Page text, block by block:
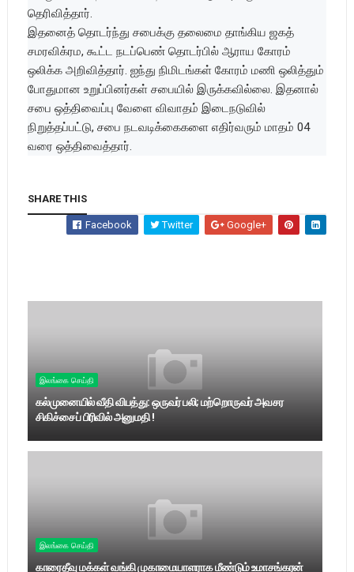
தெரிவித்தார்.
இதனைத் தொடர்ந்து சபைக்கு தலைமை தாங்கிய ஜகத்
சமரவிக்ரம, கூட்ட நடப்பெண் தொடர்பில் ஆராய கோரம்
ஒலிக்க அறிவித்தார். ஐந்து நிமிடங்கள் கோரம் மணி ஒலித்தும்
போதுமான உறுப்பினர்கள் சபையில் இருக்கவில்லை. இதனால்
சபை ஒத்திவைப்பு வேளை விவாதம் இடைநடுவில்
நிறுத்தப்பட்டு, சபை நடவடிக்கைகளை எதிர்வரும் மாதம் 04
வரை ஒத்திவைத்தார்.
SHARE THIS
Facebook Twitter Google+
இலங்கை செய்தி
கல்முனையில் வீதி விபத்து: ஒருவர் பலி; மற்றொருவர் அவசர
சிகிச்சைப் பிரிவில் அனுமதி !
இலங்கை செய்தி
காரைதீவு மக்கள் வங்கி முகாமையாளராக மீண்டும் உமாசங்கரன்